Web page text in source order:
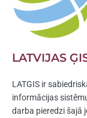
LATVIJAS
LATGIS ir
informācijas
darba pieredzi šajā